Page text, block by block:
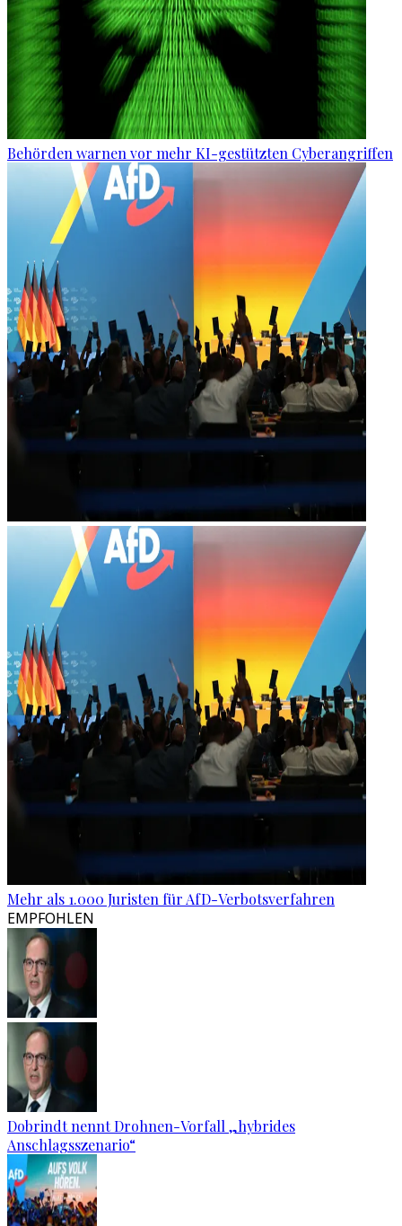
Behörden warnen vor mehr KI-gestützten Cyberangriffen
Mehr als 1.000 Juristen für AfD-Verbotsverfahren
EMPFOHLEN
Dobrindt nennt Drohnen-Vorfall „hybrides
Anschlagsszenario“